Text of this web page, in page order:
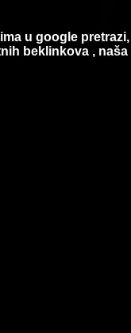
u google
beklinkova ,